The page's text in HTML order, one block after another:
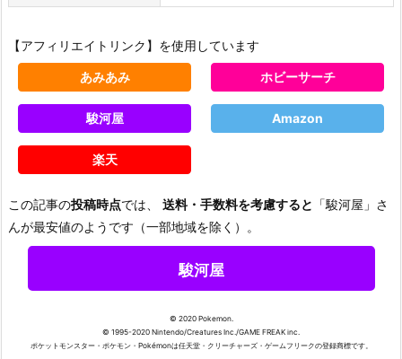
【アフィリエイトリンク】を使用しています
あみあみ ホビーサーチ
駿河屋 Amazon
楽天
この記事の投稿時点では、 送料・手数料を考慮すると 「駿河屋」さ
んが最安値のようです（一部地域を除く）。
駿河屋
© 2020 Pokemon.
© 1995-2020 Nintendo/Creatures Inc./GAME FREAK inc.
ポケットモンスター・ポケモン・Pokémonは任天堂・クリーチャーズ・ゲームフリークの登録商標です。